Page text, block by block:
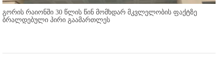
გორის რაიონში 30 წლის წინ მომხდარ მკვლელობის ფაქტზე
ბრალდებული პირი გაამართლეს